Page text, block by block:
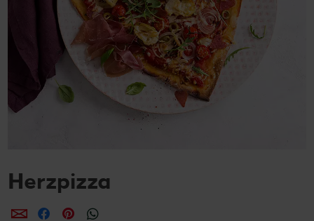
Herzpizza
per E-Mail teilen
per Facebook teilen
per Pinterest teilen